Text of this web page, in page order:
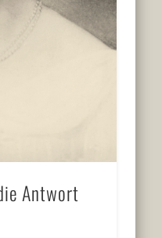
Antwort